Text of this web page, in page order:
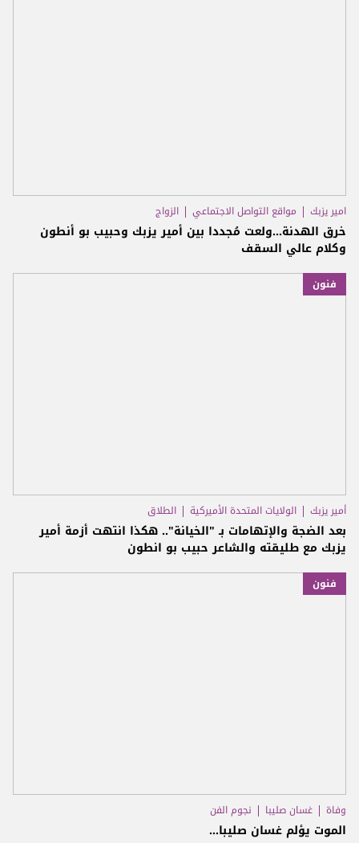
امير يزبك مواقع التواصل الاجتماعي الزواج
خرق الهدنة...ولعت مُجددا بين أمير يزبك وحبيب بو أنطون
وكلام عالي السقف
فنون
أمير يزبك الولايات المتحدة الأميركية الطلاق
بعد الضجة والإتهامات بـ "الخيانة".. هكذا انتهت أزمة أمير
يزبك مع طليقته والشاعر حبيب بو انطون
فنون
وفاة غسان صليبا نجوم الفن
الموت يؤلم غسان صليبا...